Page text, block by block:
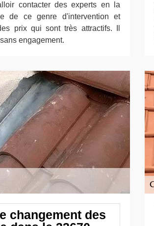
contacter des experts en la
de ce genre d'intervention et
prix qui sont très attractifs. Il
engagement.
changement des